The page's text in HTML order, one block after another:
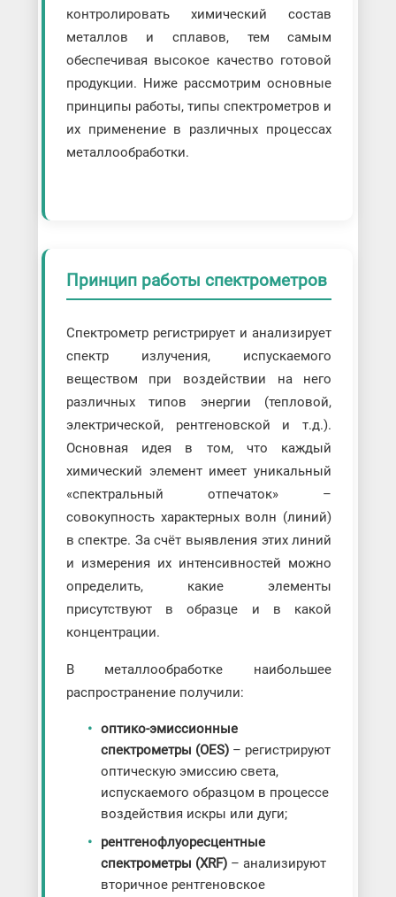
контролировать химический состав
металлов и сплавов, тем самым
обеспечивая высокое качество готовой
продукции. Ниже рассмотрим основные
принципы работы, типы спектрометров и
их применение в различных процессах
металлообработки.
Принцип работы спектрометров
Спектрометр регистрирует и анализирует
спектр излучения, испускаемого
веществом при воздействии на него
различных типов энергии (тепловой,
электрической, рентгеновской и т.д.).
Основная идея в том, что каждый
химический элемент имеет уникальный
«спектральный отпечаток» –
совокупность характерных волн (линий)
в спектре. За счёт выявления этих линий
и измерения их интенсивностей можно
определить, какие элементы
присутствуют в образце и в какой
концентрации.
В металлообработке наибольшее
распространение получили:
оптико-эмиссионные
спектрометры (OES)– регистрируют
оптическую эмиссию света,
испускаемого образцом в процессе
воздействия искры или дуги;
рентгенофлуоресцентные
спектрометры (XRF)– анализируют
вторичное рентгеновское